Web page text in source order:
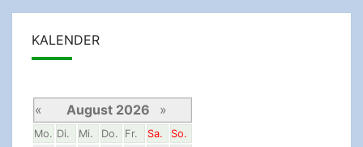
KALENDER
« August 2026 »
Mo. Di. Mi. Do. Fr. Sa. So.